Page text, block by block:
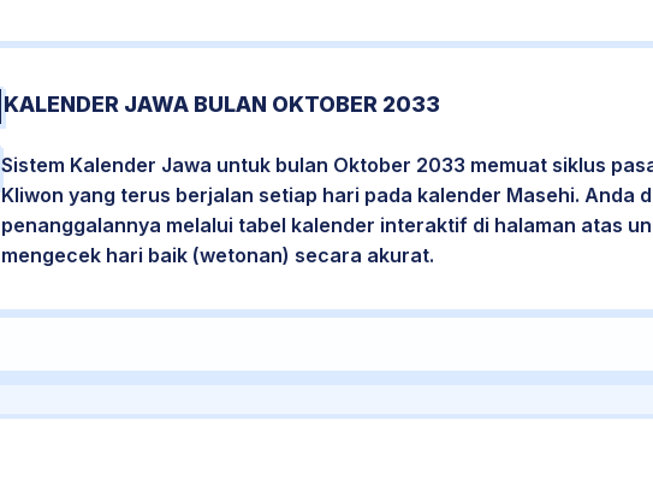
KALENDER JAWA BULAN OKTOBER 2033
Sistem Kalender Jawa untuk bulan Oktober 2033 memuat siklus
Kliwon yang terus berjalan setiap hari pada kalender Masehi. Anda
penanggalannya melalui tabel kalender interaktif di halaman atas
mengecek hari baik (wetonan) secara akurat.